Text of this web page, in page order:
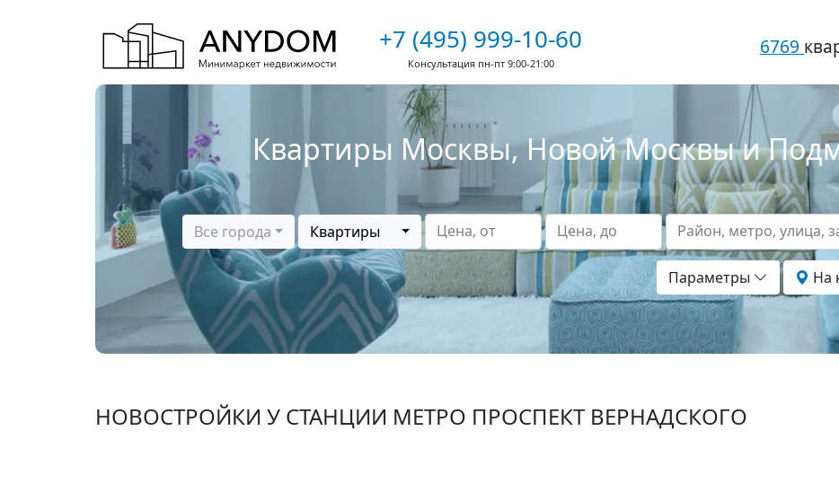
+7 (495) 999-10-60
Консультация пн-пт 9:00-21:00
6769
Квартиры Москвы, Новой Москвы и
Все города Квартиры Цена, от Цена, до Район, метро, улица,
Параметры На
НОВОСТРОЙКИ У СТАНЦИИ МЕТРО ПРОСПЕКТ ВЕРНАДСКОГО